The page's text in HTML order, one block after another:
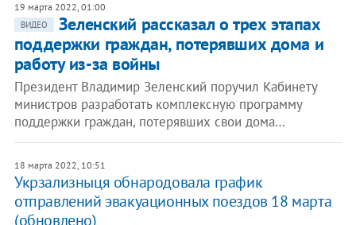
19 марта 2022, 01:00
ВИДЕО
Зеленский рассказал о трех этапах
поддержки граждан, потерявших дома и
работу из-за войны
Президент Владимир Зеленский поручил Кабинету
министров разработать комплексную программу
поддержки граждан, потерявших свои дома…
18 марта 2022, 10:51
Укрзализныця обнародовала график
отправлений эвакуационных поездов 18 марта
(обновлено)